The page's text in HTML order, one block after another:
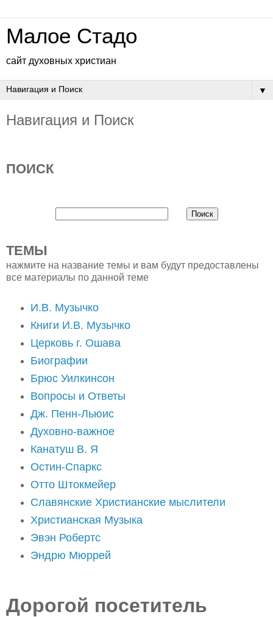
Малое Стадо
сайт духовных христиан
▼
Навигация и Поиск
ПОИСК
ТЕМЫ
нажмите на название темы и вам будут предоставлены
все материалы по данной теме
И.В. Музычко
Книги И.В. Музычко
Церковь г. Ошава
Биографии
Брюс Уилкинсон
Вопросы и Ответы
Дж. Пенн-Льюис
Духовно-важное
Канатуш В. Я
Остин-Спаркс
Отто Штокмейер
Славянские Христианские мыслители
Христианская Музыка
Эвэн Робертс
Эндрю Мюррей
Дорогой посетитель